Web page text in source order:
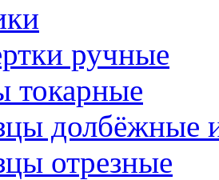
ручные
токарные
долбёжные
отрезные